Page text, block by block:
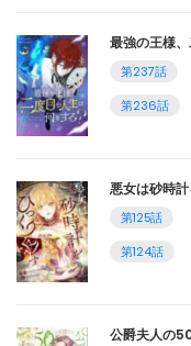
最強の王様
第237話
第236話
悪女は砂時
第125話
第124話
公爵夫人の